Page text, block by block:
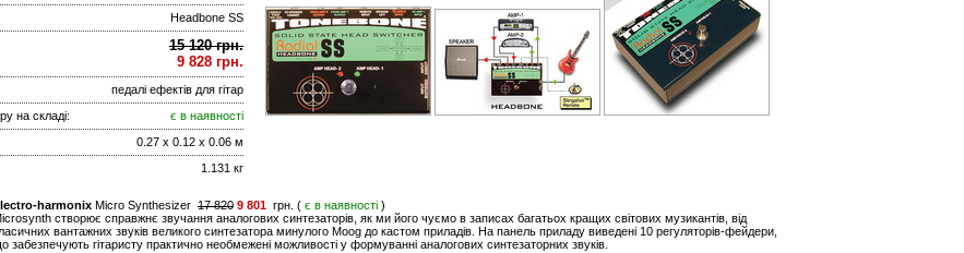
Headbone SS
15 120 грн.
9 828 грн.
педалі ефектів для гітар
на складі:
є в наявності
0.27 x 0.12 x 0.06 м
1.131 кг
harmonix Micro Synthesizer 17 820 9 801 грн. ( є в наявності )
створює справжнє звучання аналогових синтезаторів, як ми його чуємо в записах багатьох кращих світових музикантів, від
вантажних звуків великого синтезатора минулого Moog до кастом приладів. На панель приладу виведені 10 регуляторів-фейдери,
забезпечують гітаристу практично необмежені можливості у формуванні аналогових синтезаторних звуків.